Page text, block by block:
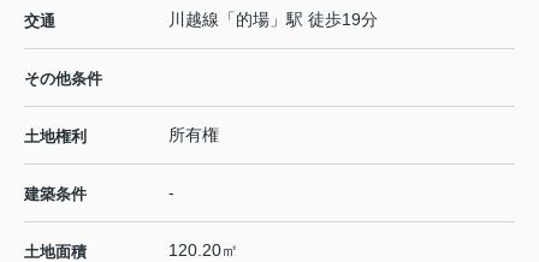
交通 川越線 「的場 」駅 徒歩19分
その他条件
土地権利 所有権
建築条件 -
土地面積 120.20㎡